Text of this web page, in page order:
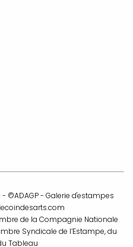
©ADAGP - Galerie d'estampes
de la Compagnie Nationale
Syndicale de l’Estampe, du
Tableau